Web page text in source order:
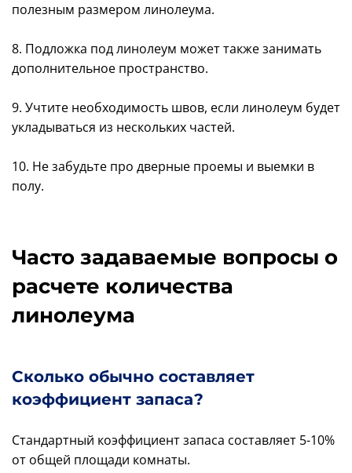
полезным размером линолеума.
8. Подложка под линолеум может также занимать
дополнительное пространство.
9. Учтите необходимость швов, если линолеум будет
укладываться из нескольких частей.
10. Не забудьте про дверные проемы и выемки в
полу.
Часто задаваемые вопросы о
расчете количества
линолеума
Сколько обычно составляет
коэффициент запаса?
Стандартный коэффициент запаса составляет 5-10%
от общей площади комнаты.